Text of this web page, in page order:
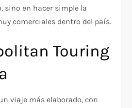
sino en hacer simple la
comerciales dentro del país.​
Touring
viaje más elaborado, con